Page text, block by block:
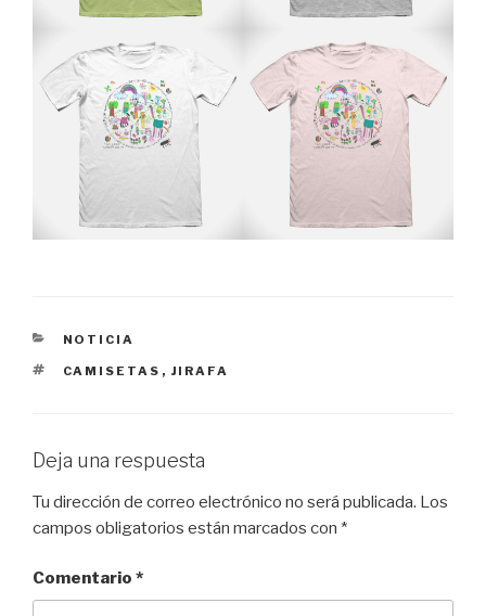
CATEGORÍAS
NOTICIA
ETIQUETAS
CAMISETAS , JIRAFA
Deja una respuesta
Tu dirección de correo electrónico no será publicada. Los
campos obligatorios están marcados con *
Comentario *